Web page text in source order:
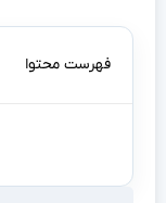
فهرست محتوا